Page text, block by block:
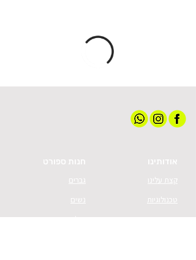
אודותינו
חנות ספורט
קצת עלינו
טכנולוגיות
מועדון חברים
גברים
נשים
נעליים